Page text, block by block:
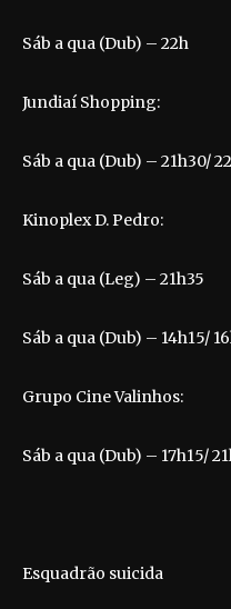
Sáb a qua (Dub) – 22h
Jundiaí Shopping:
Sáb a qua (Dub) – 21h30/
Kinoplex D. Pedro:
Sáb a qua (Leg) – 21h35
Sáb a qua (Dub) – 14h15/
Grupo Cine Valinhos:
Sáb a qua (Dub) – 17h15/
Esquadrão suicida